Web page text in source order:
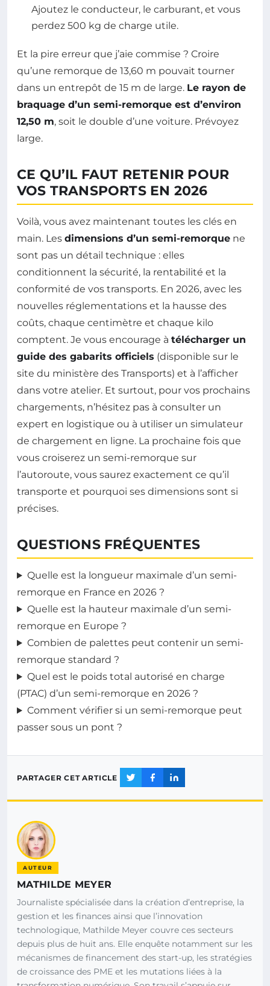
Ajoutez le conducteur, le carburant, et vous
perdez 500 kg de charge utile.
Et la pire erreur que j’aie commise ? Croire
qu’une remorque de 13,60 m pouvait tourner
dans un entrepôt de 15 m de large. Le rayon de
braquage d’un semi-remorque est d’environ
12,50 m, soit le double d’une voiture. Prévoyez
large.
CE QU’IL FAUT RETENIR POUR
VOS TRANSPORTS EN 2026
Voilà, vous avez maintenant toutes les clés en
main. Les dimensions d’un semi-remorque ne
sont pas un détail technique : elles
conditionnent la sécurité, la rentabilité et la
conformité de vos transports. En 2026, avec les
nouvelles réglementations et la hausse des
coûts, chaque centimètre et chaque kilo
comptent. Je vous encourage à télécharger un
guide des gabarits officiels (disponible sur le
site du ministère des Transports) et à l’afficher
dans votre atelier. Et surtout, pour vos prochains
chargements, n’hésitez pas à consulter un
expert en logistique ou à utiliser un simulateur
de chargement en ligne. La prochaine fois que
vous croiserez un semi-remorque sur
l’autoroute, vous saurez exactement ce qu’il
transporte et pourquoi ses dimensions sont si
précises.
QUESTIONS FRÉQUENTES
Quelle est la longueur maximale d’un semi-
remorque en France en 2026 ?
Quelle est la hauteur maximale d’un semi-
remorque en Europe ?
Combien de palettes peut contenir un semi-
remorque standard ?
Quel est le poids total autorisé en charge
(PTAC) d’un semi-remorque en 2026 ?
Comment vérifier si un semi-remorque peut
passer sous un pont ?
PARTAGER CET ARTICLE
AUTEUR
MATHILDE MEYER
Journaliste spécialisée dans la création d’entreprise, la
gestion et les finances ainsi que l’innovation
technologique, Mathilde Meyer couvre ces secteurs
depuis plus de huit ans. Elle enquête notamment sur les
mécanismes de financement des start-up, les stratégies
de croissance des PME et les mutations liées à la